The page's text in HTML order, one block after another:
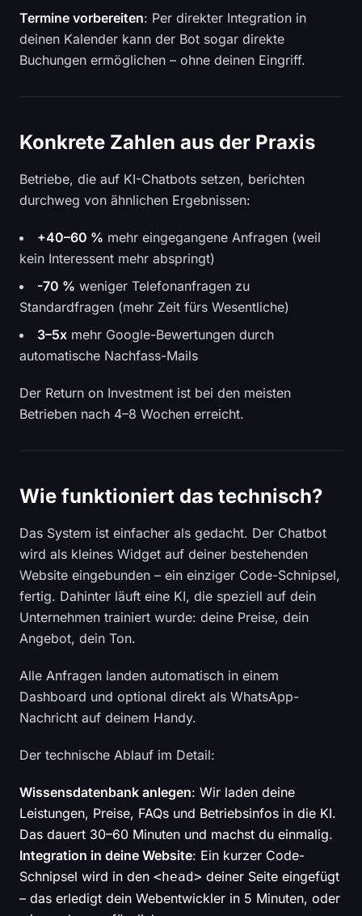
Termine vorbereiten: Per direkter Integration in
deinen Kalender kann der Bot sogar direkte
Buchungen ermöglichen – ohne deinen Eingriff.
Konkrete Zahlen aus der Praxis
Betriebe, die auf KI-Chatbots setzen, berichten
durchweg von ähnlichen Ergebnissen:
+40–60 % mehr eingegangene Anfragen (weil
kein Interessent mehr abspringt)
-70 % weniger Telefonanfragen zu
Standardfragen (mehr Zeit fürs Wesentliche)
3–5x mehr Google-Bewertungen durch
automatische Nachfass-Mails
Der Return on Investment ist bei den meisten
Betrieben nach 4–8 Wochen erreicht.
Wie funktioniert das technisch?
Das System ist einfacher als gedacht. Der Chatbot
wird als kleines Widget auf deiner bestehenden
Website eingebunden – ein einziger Code-Schnipsel,
fertig. Dahinter läuft eine KI, die speziell auf dein
Unternehmen trainiert wurde: deine Preise, dein
Angebot, dein Ton.
Alle Anfragen landen automatisch in einem
Dashboard und optional direkt als WhatsApp-
Nachricht auf deinem Handy.
Der technische Ablauf im Detail:
Wissensdatenbank anlegen: Wir laden deine
Leistungen, Preise, FAQs und Betriebsinfos in die KI.
Das dauert 30–60 Minuten und machst du einmalig.
Integration in deine Website: Ein kurzer Code-
Schnipsel wird in den <head> deiner Seite eingefügt
– das erledigt dein Webentwickler in 5 Minuten, oder